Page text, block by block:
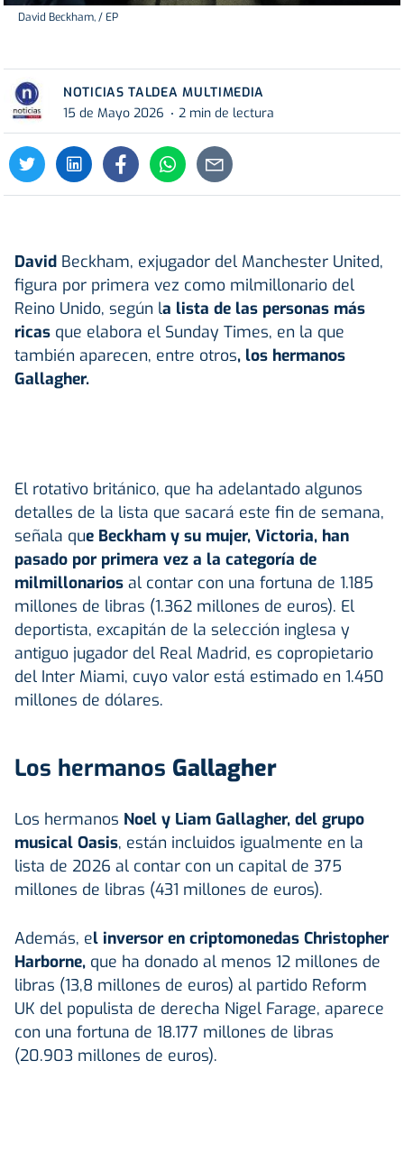
David Beckham, / EP
NOTICIAS TALDEA MULTIMEDIA
15 de Mayo 2026
2 min de lectura
David Beckham, exjugador del Manchester United,
figura por primera vez como milmillonario del
Reino Unido, según la lista de las personas más
ricas que elabora el Sunday Times, en la que
también aparecen, entre otros, los hermanos
Gallagher.
El rotativo británico, que ha adelantado algunos
detalles de la lista que sacará este fin de semana,
señala que Beckham y su mujer, Victoria, han
pasado por primera vez a la categoría de
milmillonarios al contar con una fortuna de 1.185
millones de libras (1.362 millones de euros). El
deportista, excapitán de la selección inglesa y
antiguo jugador del Real Madrid, es copropietario
del Inter Miami, cuyo valor está estimado en 1.450
millones de dólares.
Los hermanos Gallagher
Los hermanos Noel y Liam Gallagher, del grupo
musical Oasis, están incluidos igualmente en la
lista de 2026 al contar con un capital de 375
millones de libras (431 millones de euros).
Además, el inversor en criptomonedas Christopher
Harborne, que ha donado al menos 12 millones de
libras (13,8 millones de euros) al partido Reform
UK del populista de derecha Nigel Farage, aparece
con una fortuna de 18.177 millones de libras
(20.903 millones de euros).